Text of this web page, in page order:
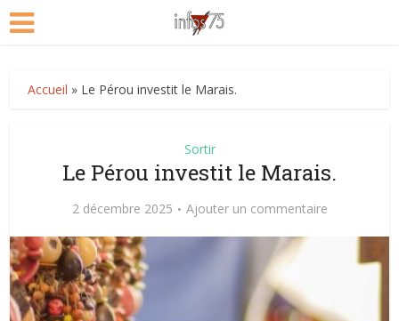
Accueil » Le Pérou investit le Marais.
Sortir
Le Pérou investit le Marais.
2 décembre 2025 Ajouter un commentaire